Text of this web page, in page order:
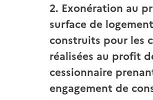
2. Exonération au
surface de
construits pour les
réalisées au profit
cessionnaire
engagement de